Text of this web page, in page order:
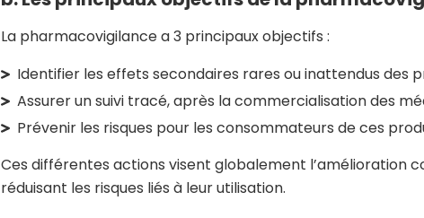
La pharmacovigilance a 3 principaux objectifs :
Identifier les effets secondaires rares ou inattendus des
Assurer un suivi tracé, après la commercialisation des
Prévenir les risques pour les consommateurs de ces
Ces différentes actions visent globalement l’amélioration
réduisant les risques liés à leur utilisation.